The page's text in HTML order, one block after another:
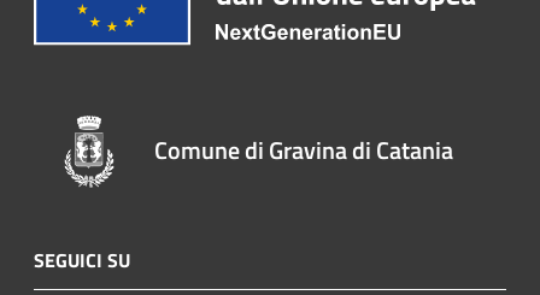
Comune di Gravina di Catania
SEGUICI SU